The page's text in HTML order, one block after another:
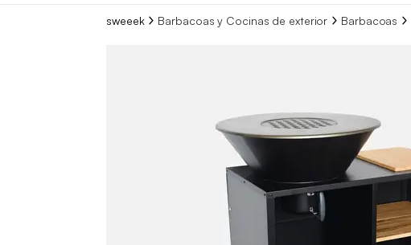
sweeek Barbacoas y Cocinas de exterior Barbacoas